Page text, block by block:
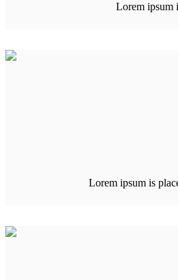
Lorem ipsum
Lorem ipsum is